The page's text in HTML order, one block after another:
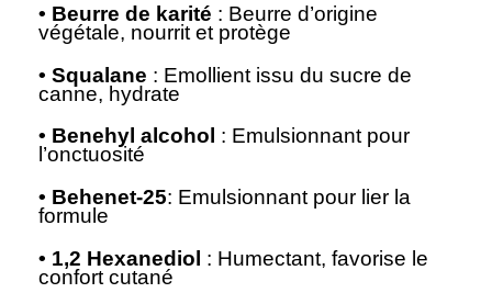
• Beurre de karité : Beurre d’origine
végétale, nourrit et protège
• Squalane : Emollient issu du sucre de
canne, hydrate
• Benehyl alcohol : Emulsionnant pour
l’onctuosité
• Behenet-25: Emulsionnant pour lier la
formule
• 1,2 Hexanediol : Humectant, favorise le
confort cutané